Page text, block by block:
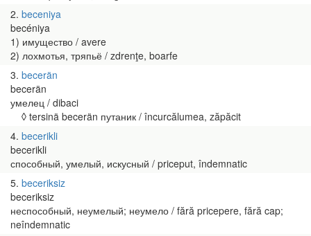
2 beceniya
becéniya
1) имущество / avere
2) лохмотья, тряпьё / zdrenţe, boarfe
3 becerän
becerän
умелец / dibaci
◊ tersinä becerän путаник / încurcălumea, zăpăcit
4 becerikli
becerikli
способный, умелый, искусный / priceput, îndemnatic
5 beceriksiz
beceriksiz
неспособный, неумелый; неумело / fără pricepere, fără cap;
neîndemnatic